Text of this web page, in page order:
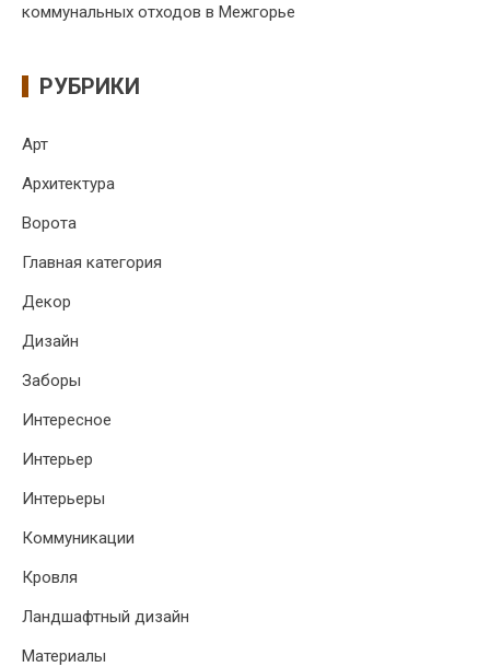
коммунальных отходов в Межгорье
РУБРИКИ
Арт
Архитектура
Ворота
Главная категория
Декор
Дизайн
Заборы
Интересное
Интерьер
Интерьеры
Коммуникации
Кровля
Ландшафтный дизайн
Материалы